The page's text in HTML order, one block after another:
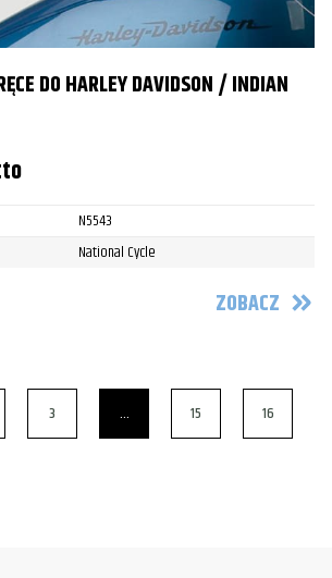
DO HARLEY DAVIDSON / INDIAN
N5543
National Cycle
ZOBACZ
3 … 15 16